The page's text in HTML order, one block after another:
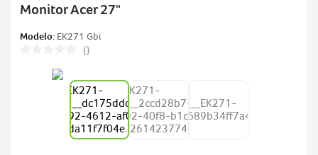
aspire 5
4 nitro 5
nitro v15
acer nitro v15
notebook gamer acer nitro v15
Monitor Acer 27"
Modelo: EK271 Gbi